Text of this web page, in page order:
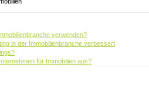
verwenden?
in der Immobilienbranche verbessert
für Immobilien aus?